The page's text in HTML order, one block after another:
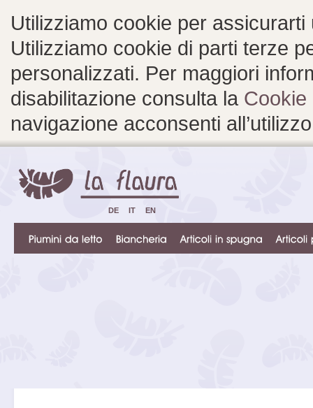
Utilizziamo cookie per
Utilizziamo cookie di parti terze
personalizzati. Per maggiori
disabilitazione consulta la Cookie
navigazione acconsenti
DE IT EN